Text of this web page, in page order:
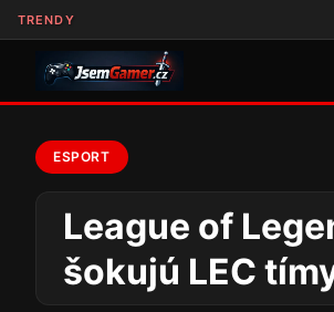
TRENDY
ESPORT
League of
šokujú LEC